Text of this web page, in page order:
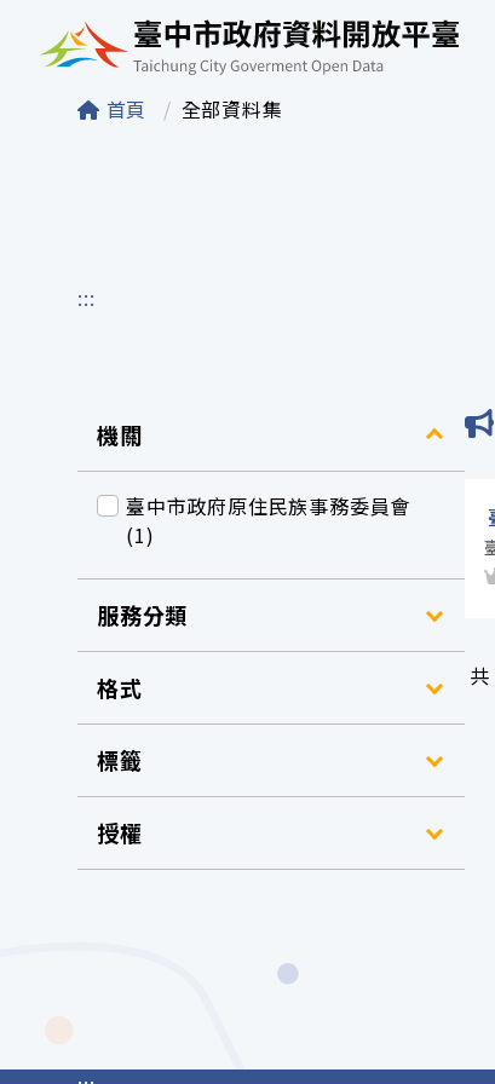
臺中市政府資料
首頁 全部資料集
:::
機關
臺中市政府原住民族事務委員會
(1)
服務分類
格式
標籤
授權
共